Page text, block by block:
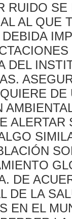
RUIDO
AL QUE
DEL
DE
DE LA
EN EL